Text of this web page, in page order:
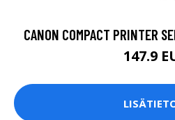
CANON COMPACT PRINTER
147.9